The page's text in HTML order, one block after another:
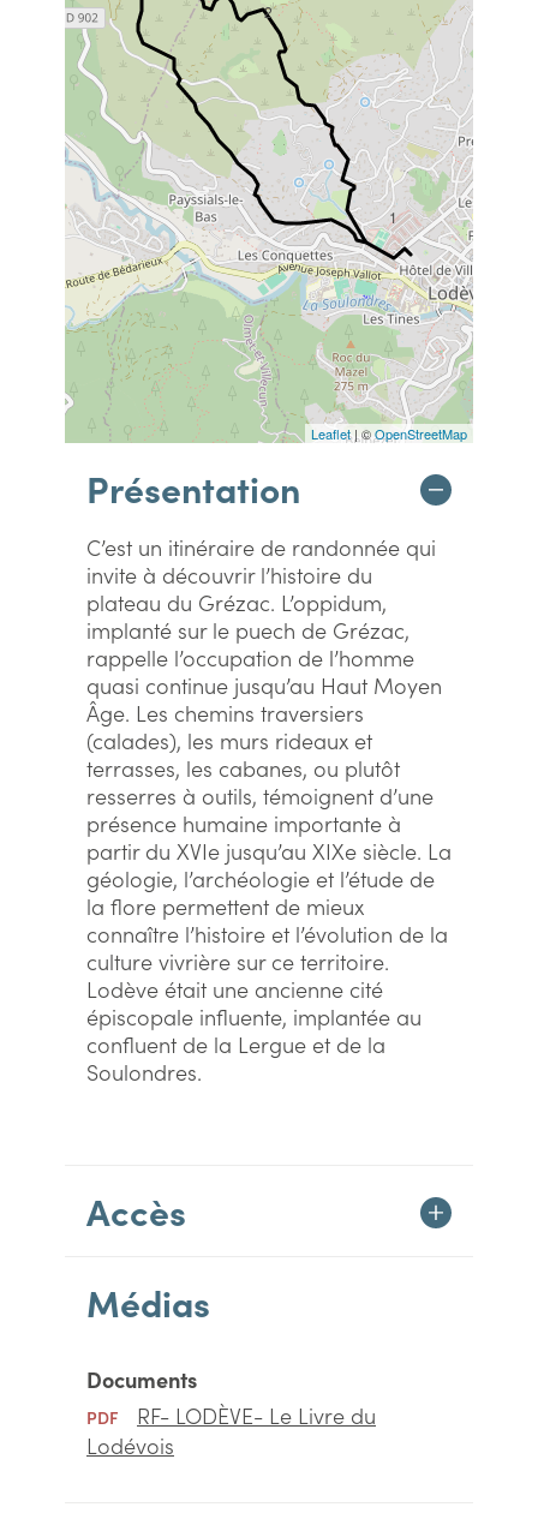
1
2
Leaflet| ©OpenStreetMap
Présentation
C’est un itinéraire de randonnée qui
invite à découvrir l’histoire du
plateau du Grézac. L’oppidum,
implanté sur le puech de Grézac,
rappelle l’occupation de l’homme
quasi continue jusqu’au Haut Moyen
Âge. Les chemins traversiers
(calades), les murs rideaux et
terrasses, les cabanes, ou plutôt
resserres à outils, témoignent d’une
présence humaine importante à
partir du XVIe jusqu’au XIXe siècle. La
géologie, l’archéologie et l’étude de
la flore permettent de mieux
connaître l’histoire et l’évolution de la
culture vivrière sur ce territoire.
Lodève était une ancienne cité
épiscopale influente, implantée au
confluent de la Lergue et de la
Soulondres.
Accès
Médias
Documents
PDF
RF- LODÈVE- Le Livre du
Lodévois